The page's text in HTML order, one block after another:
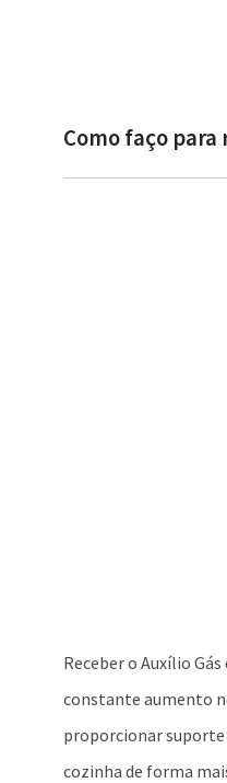
Como faço para
Receber o Auxílio
constante aumento
proporcionar suporte
cozinha de forma